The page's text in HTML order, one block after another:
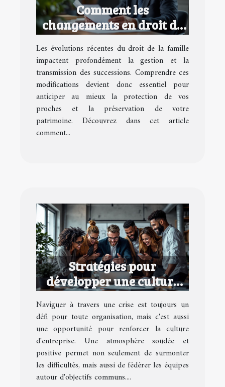
Comment les
changements en droit de
la famille affectent vos
successions ?
Les évolutions récentes du droit de la famille
impactent profondément la gestion et la
transmission des successions. Comprendre ces
modifications devient donc essentiel pour
anticiper au mieux la protection de vos
proches et la préservation de votre
patrimoine. Découvrez dans cet article
comment...
Stratégies pour
développer une culture
d'entreprise performante
en temps de crise
Naviguer à travers une crise est toujours un
défi pour toute organisation, mais c'est aussi
une opportunité pour renforcer la culture
d'entreprise. Une atmosphère soudée et
positive permet non seulement de surmonter
les difficultés, mais aussi de fédérer les équipes
autour d'objectifs communs....